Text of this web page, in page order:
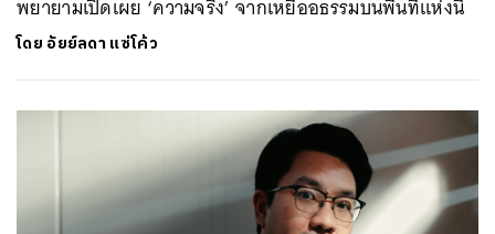
พยายามเปิดเผย ‘ความจริง’ จากเหยื่ออธรรมบนพื้นที่แห่งนี้
โดย อัยย์ลดา แซ่โค้ว